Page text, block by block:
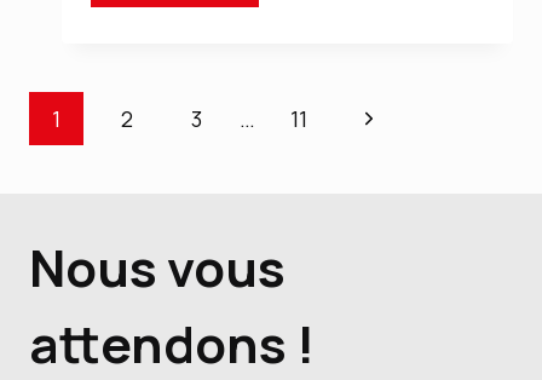
à
« IA
et
l’éducation »
Navigation
1 2 3 … 11
Page
Nous vous
attendons !